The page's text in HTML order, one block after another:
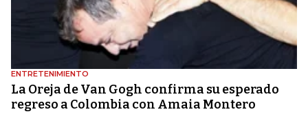
ENTRETENIMIENTO
La Oreja de Van Gogh confirma su esperado
regreso a Colombia con Amaia Montero